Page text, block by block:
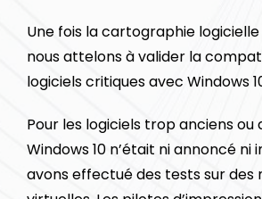
Une fois la cartographie
nous attelons à valider la
logiciels critiques avec Windows
Pour les logiciels trop anciens
Windows 10 n’était ni annoncé ni
avons effectué des tests sur des